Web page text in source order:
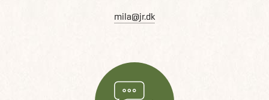
mila@jr.dk